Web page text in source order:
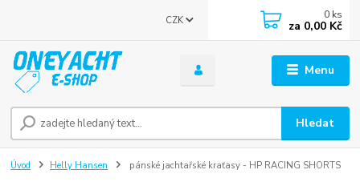
Menu
CZK
Hledat
0 ks
za 0,00 Kč
Úvod Helly Hansen pánské jachtařské kraťasy - HP RACING SHORTS